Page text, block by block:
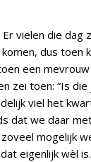
vielen die dag
dus toen
een
zei toen: “Is die
viel het
dat we daar
mogelijk
eigenlijk wèl